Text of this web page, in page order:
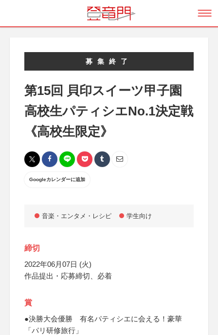
募集終了
第15回 貝印スイーツ甲子園
高校生パティシエNo.1決定戦
《高校生限定》
Googleカレンダーに追加
音楽・エンタメ・レシピ 学生向け
締切
2022年06月07日 (火)
作品提出・応募締切、必着
賞
●決勝大会優勝 有名パティシエに会える！豪華
「パリ研修旅行」